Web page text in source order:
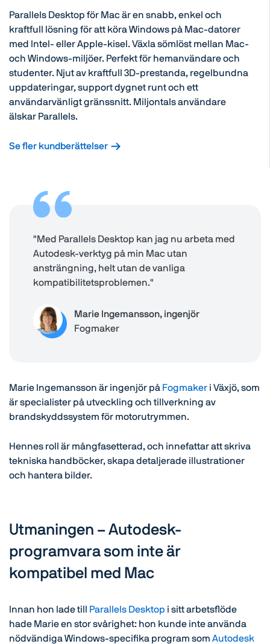
Parallels Desktop för Mac är en snabb, enkel och
kraftfull lösning för att köra Windows på Mac-datorer
med Intel- eller Apple-kisel. Växla sömlöst mellan Mac-
och Windows-miljöer. Perfekt för hemanvändare och
studenter. Njut av kraftfull 3D-prestanda, regelbundna
uppdateringar, support dygnet runt och ett
användarvänligt gränssnitt. Miljontals användare
älskar Parallels.
Se fler kundberättelser
"Med Parallels Desktop kan jag nu arbeta med
Autodesk-verktyg på min Mac utan
ansträngning, helt utan de vanliga
kompatibilitetsproblemen."
Marie Ingemansson, ingenjör
Fogmaker
Marie Ingemansson är ingenjör på Fogmaker i Växjö, som
är specialister på utveckling och tillverkning av
brandskyddssystem för motorutrymmen.
Hennes roll är mångfasetterad, och innefattar att skriva
tekniska handböcker, skapa detaljerade illustrationer
och hantera bilder.
Utmaningen – Autodesk-
programvara som inte är
kompatibel med Mac
Innan hon lade till Parallels Desktop i sitt arbetsflöde
hade Marie en stor svårighet: hon kunde inte använda
nödvändiga Windows-specifika program som Autodesk